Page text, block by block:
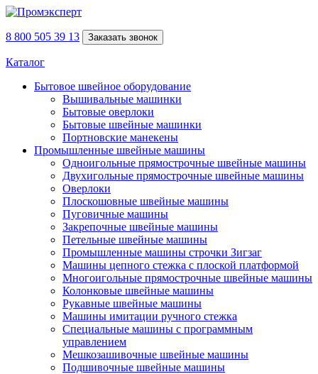
8 800 505 39 13 Заказать звонок
Каталог
Бытовое швейное оборудование
Вышивальные машинки
Бытовые оверлоки
Бытовые швейные машинки
Портновские манекены
Промышленные швейные машины
Одноигольные прямострочные швейные машины
Двухигольные прямострочные швейные машины
Оверлоки
Плоскошовные швейные машины
Пуговичные машины
Закрепочные швейные машины
Петельные швейные машины
Промышленные машины строчки Зигзаг
Машины цепного стежка с плоской платформой
Многоигольные прямострочные швейные машины
Колонковые швейные машины
Рукавные швейные машины
Машины имитации ручного стежка
Специальные машины с программным
управлением
Мешкозашивочные швейные машины
Подшивочные швейные машины